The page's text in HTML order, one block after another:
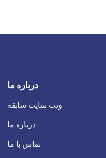
درباره ما
ویب سایت سابقه
درباره ما
تماس با ما